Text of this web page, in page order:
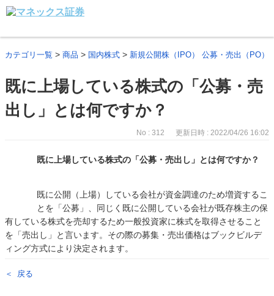
カテゴリ一覧 > 商品 > 国内株式 > 新規公開株（IPO） 公募・売出（PO）
既に上場している株式の「公募・売
出し」とは何ですか？
No : 312 更新日時 : 2022/04/26 16:02
既に上場している株式の「公募・売出し」とは何ですか？
既に公開（上場）している会社が資金調達のため増資するこ
とを「公募」、同じく既に公開している会社が既存株主の保
有している株式を売却するため一般投資家に株式を取得させること
を「売出し」と言います。その際の募集・売出価格はブックビルデ
ィング方式により決定されます。
戻る